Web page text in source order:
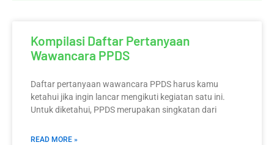
Kompilasi Daftar Pertanyaan
Wawancara PPDS
Daftar pertanyaan wawancara PPDS harus kamu
ketahui jika ingin lancar mengikuti kegiatan satu ini.
Untuk diketahui, PPDS merupakan singkatan dari
READ MORE »